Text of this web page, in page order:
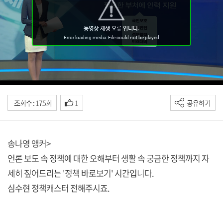
조회수 : 175회 1 공유하기
송나영 앵커>
언론 보도 속 정책에 대한 오해부터 생활 속 궁금한 정책까지 자
세히 짚어드리는 '정책 바로보기' 시간입니다.
심수현 정책캐스터 전해주시죠.